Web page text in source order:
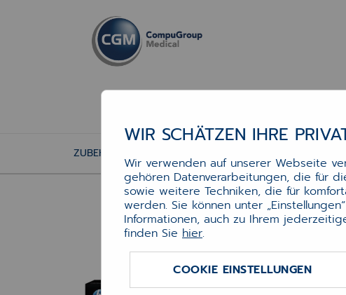
ZUBEHÖR
Toner
für ca.
WIR SCHÄTZEN IHRE
Wir verwenden auf unserer Webseite
gehören Datenverarbeitungen, die für
sowie weitere Techniken, die für
werden. Sie können unter
Informationen, auch zu Ihrem
finden Sie hier.
COOKIE EINSTELLUNGEN